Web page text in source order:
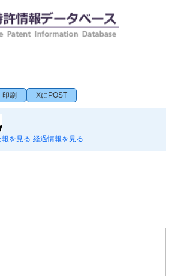
印刷 XにPOST
を見る 経過情報を見る